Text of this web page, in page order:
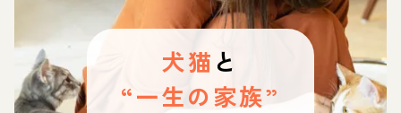
犬猫 と
“一生の家族”